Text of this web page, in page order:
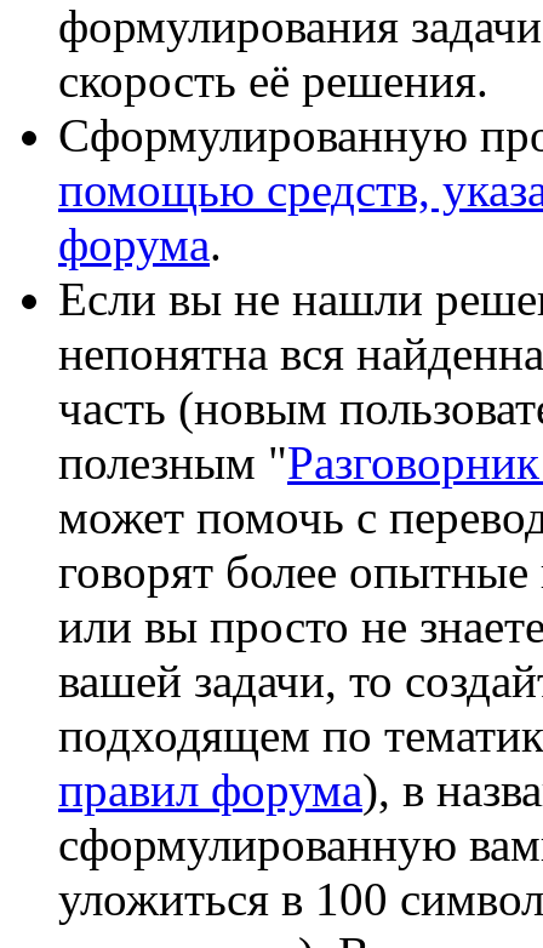
формулирования
скорость её решения.
Сформулированную
помощью средств,
форума.
Если вы не нашли
непонятна вся
часть (новым
полезным "
может помочь с
говорят более
или вы просто не
вашей задачи, то
подходящем по
правил форума), в
сформулированную
уложиться в 100